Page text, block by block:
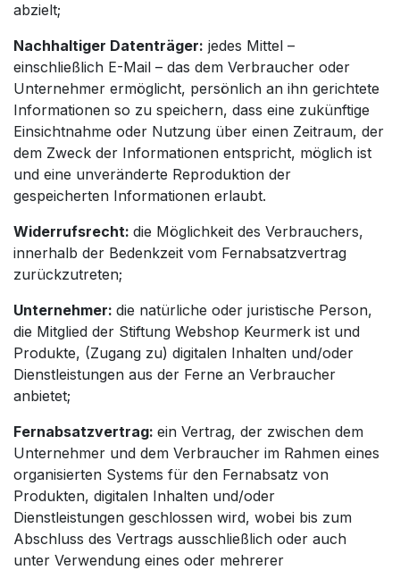
abzielt;
Nachhaltiger Datenträger: jedes Mittel –
einschließlich E-Mail – das dem Verbraucher oder
Unternehmer ermöglicht, persönlich an ihn gerichtete
Informationen so zu speichern, dass eine zukünftige
Einsichtnahme oder Nutzung über einen Zeitraum, der
dem Zweck der Informationen entspricht, möglich ist
und eine unveränderte Reproduktion der
gespeicherten Informationen erlaubt.
Widerrufsrecht: die Möglichkeit des Verbrauchers,
innerhalb der Bedenkzeit vom Fernabsatzvertrag
zurückzutreten;
Unternehmer: die natürliche oder juristische Person,
die Mitglied der Stiftung Webshop Keurmerk ist und
Produkte, (Zugang zu) digitalen Inhalten und/oder
Dienstleistungen aus der Ferne an Verbraucher
anbietet;
Fernabsatzvertrag: ein Vertrag, der zwischen dem
Unternehmer und dem Verbraucher im Rahmen eines
organisierten Systems für den Fernabsatz von
Produkten, digitalen Inhalten und/oder
Dienstleistungen geschlossen wird, wobei bis zum
Abschluss des Vertrags ausschließlich oder auch
unter Verwendung eines oder mehrerer